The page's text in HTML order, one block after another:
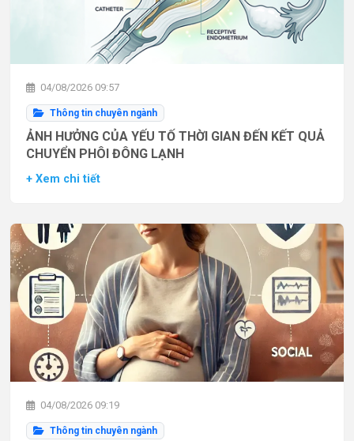
04/08/2026 09:57
Thông tin chuyên ngành
ẢNH HƯỞNG CỦA YẾU TỐ THỜI GIAN ĐẾN KẾT QUẢ
CHUYỂN PHÔI ĐÔNG LẠNH
+ Xem chi tiết
04/08/2026 09:19
Thông tin chuyên ngành